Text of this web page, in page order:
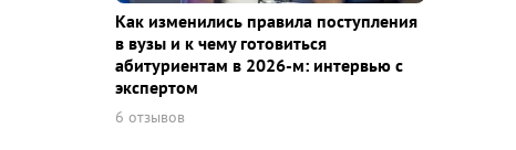
Как изменились правила поступления
в вузы и к чему готовиться
абитуриентам в 2026-м: интервью с
экспертом
6 отзывов